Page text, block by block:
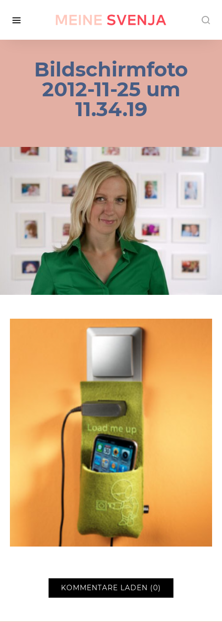
Bildschirmfoto
2012-11-25 um
11.34.19
KOMMENTARE LADEN (0)